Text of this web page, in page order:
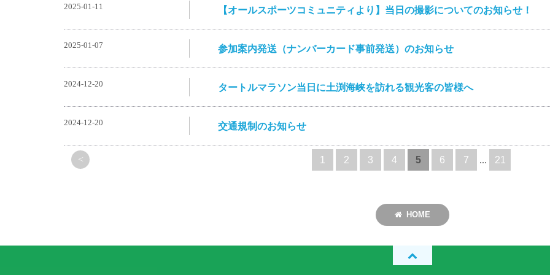
2025-01-11 【オールスポーツコミュニティより】当日の撮影についてのお知らせ！
2025-01-07 参加案内発送（ナンバーカード事前発送）のお知らせ
2024-12-20 タートルマラソン当日に土渕海峡を訪れる観光客の皆様へ
2024-12-20 交通規制のお知らせ
< 1 2 3 4 5 6 7 ... 21
HOME